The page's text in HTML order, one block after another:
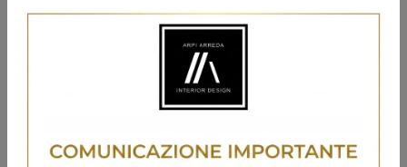
Madia Londra Art 1105